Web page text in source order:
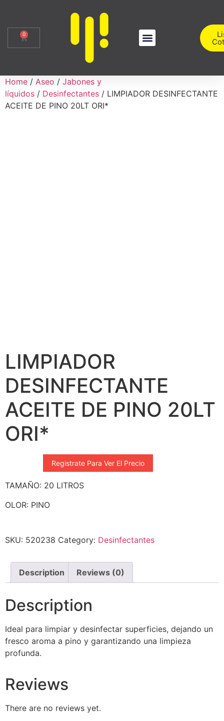
0
Home / Aseo / Jabones y
líquidos / Desinfectantes / LIMPIADOR DESINFECTANTE
ACEITE DE PINO 20LT ORI*
LIMPIADOR
DESINFECTANTE
ACEITE DE PINO 20LT
ORI*
Registrate Para Ver El Precio
TAMAÑO: 20 LITROS
OLOR: PINO
SKU: 520238 Category: Desinfectantes
Description Reviews (0)
Description
Ideal para limpiar y desinfectar superficies, dejando un
fresco aroma a pino y garantizando una limpieza
profunda.
Reviews
There are no reviews yet.